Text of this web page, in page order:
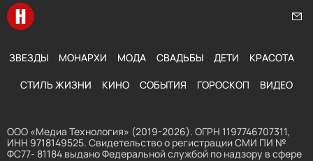
Перейти на главную
ЗВЕЗДЫ МОНАРХИ МОДА СВАДЬБЫ ДЕТИ КРАСОТА
СТИЛЬ ЖИЗНИ КИНО СОБЫТИЯ ГОРОСКОП ВИДЕО
ООО «Медиа Технология» (2019-2026). ОГРН 1197746707311,
ИНН 9718149525. Свидетельство о регистрации СМИ ПИ №
ФС77- 81184 выдано Федеральной службой по надзору в сфере